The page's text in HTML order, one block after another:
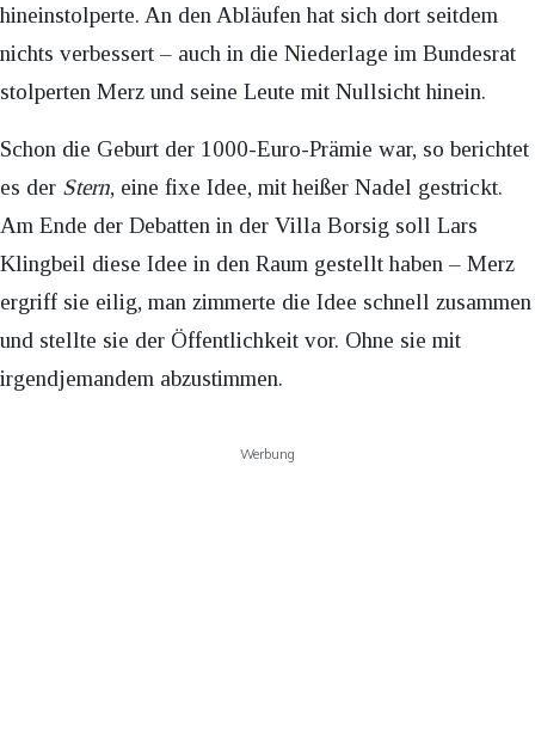
hineinstolperte. An den Abläufen hat sich dort seitdem
nichts verbessert – auch in die Niederlage im Bundesrat
stolperten Merz und seine Leute mit Nullsicht hinein.
Schon die Geburt der 1000-Euro-Prämie war, so berichtet
es der Stern, eine fixe Idee, mit heißer Nadel gestrickt.
Am Ende der Debatten in der Villa Borsig soll Lars
Klingbeil diese Idee in den Raum gestellt haben – Merz
ergriff sie eilig, man zimmerte die Idee schnell zusammen
und stellte sie der Öffentlichkeit vor. Ohne sie mit
irgendjemandem abzustimmen.
Werbung